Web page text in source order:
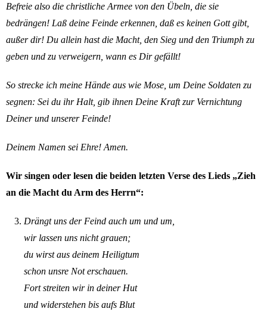
Befreie also die christliche Armee von den Übeln, die sie
bedrängen! Laß deine Feinde erkennen, daß es keinen Gott gibt,
außer dir! Du allein hast die Macht, den Sieg und den Triumph zu
geben und zu verweigern, wann es Dir gefällt!
So strecke ich meine Hände aus wie Mose, um Deine Soldaten zu
segnen: Sei du ihr Halt, gib ihnen Deine Kraft zur Vernichtung
Deiner und unserer Feinde!
Deinem Namen sei Ehre! Amen.
Wir singen oder lesen die beiden letzten Verse des Lieds „Zieh
an die Macht du Arm des Herrn“:
Drängt uns der Feind auch um und um,
wir lassen uns nicht grauen;
du wirst aus deinem Heiligtum
schon unsre Not erschauen.
Fort streiten wir in deiner Hut
und widerstehen bis aufs Blut